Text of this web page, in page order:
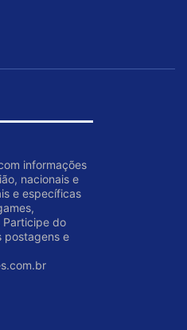
informações
nacionais e
e específicas
Participe do
postagens e